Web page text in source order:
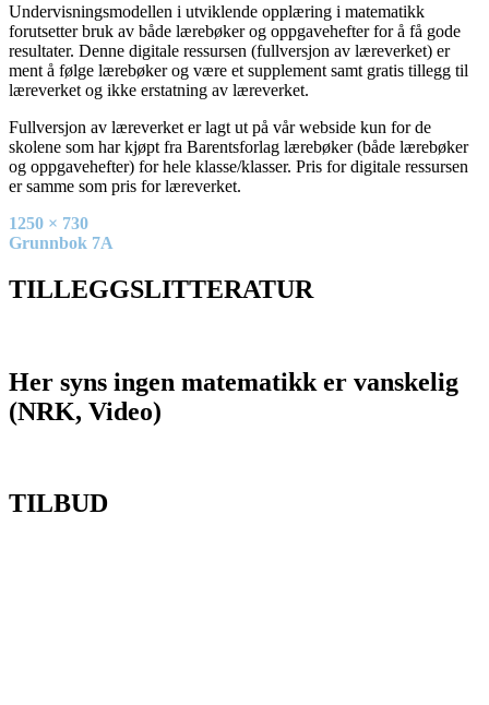
Undervisningsmodellen i utviklende opplæring i matematikk
forutsetter bruk av både lærebøker og oppgavehefter for å få gode
resultater. Denne digitale ressursen (fullversjon av læreverket) er
ment å følge lærebøker og være et supplement samt gratis tillegg til
læreverket og ikke erstatning av læreverket.
Fullversjon av læreverket er lagt ut på vår webside kun for de
skolene som har kjøpt fra Barentsforlag lærebøker (både lærebøker
og oppgavehefter) for hele klasse/klasser. Pris for digitale ressursen
er samme som pris for læreverket.
Full
size
1250 × 730
Innleggsnavigasjon
Grunnbok 7A
TILLEGGSLITTERATUR
Her syns ingen matematikk er vanskelig
(NRK, Video)
TILBUD